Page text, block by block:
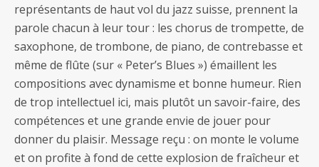
représentants de haut vol du jazz suisse, prennent la
parole chacun à leur tour : les chorus de trompette, de
saxophone, de trombone, de piano, de contrebasse et
même de flûte (sur « Peter’s Blues ») émaillent les
compositions avec dynamisme et bonne humeur. Rien
de trop intellectuel ici, mais plutôt un savoir-faire, des
compétences et une grande envie de jouer pour
donner du plaisir. Message reçu : on monte le volume
et on profite à fond de cette explosion de fraîcheur et